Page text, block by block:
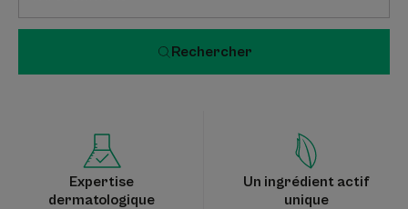
Rechercher
Expertise
dermatologique
Un ingrédient actif
unique